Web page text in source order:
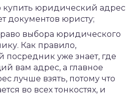
купить юридический адрес
документов юристу;
выбора юридического
Как правило,
посредник уже знает, где
вам адрес, а главное
лучше взять, потому что
во всех тонкостях, и